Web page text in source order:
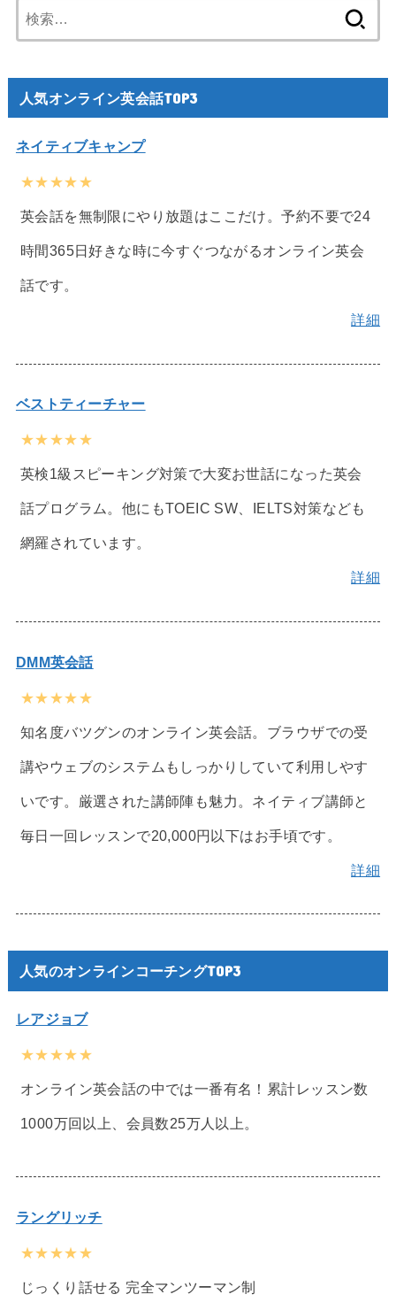
索:
人気オンライン英会話TOP3
ネイティブキャンプ
★★★★★
英会話を無制限にやり放題はここだけ。予約不要で24
時間365日好きな時に今すぐつながるオンライン英会
話です。
詳細
ベストティーチャー
★★★★★
英検1級スピーキング対策で大変お世話になった英会
話プログラム。他にもTOEIC SW、IELTS対策なども
網羅されています。
詳細
DMM英会話
★★★★★
知名度バツグンのオンライン英会話。ブラウザでの受
講やウェブのシステムもしっかりしていて利用しやす
いです。厳選された講師陣も魅力。ネイティブ講師と
毎日一回レッスンで20,000円以下はお手頃です。
詳細
人気のオンラインコーチングTOP3
レアジョブ
★★★★★
オンライン英会話の中では一番有名！累計レッスン数
1000万回以上、会員数25万人以上。
ラングリッチ
★★★★★
じっくり話せる 完全マンツーマン制